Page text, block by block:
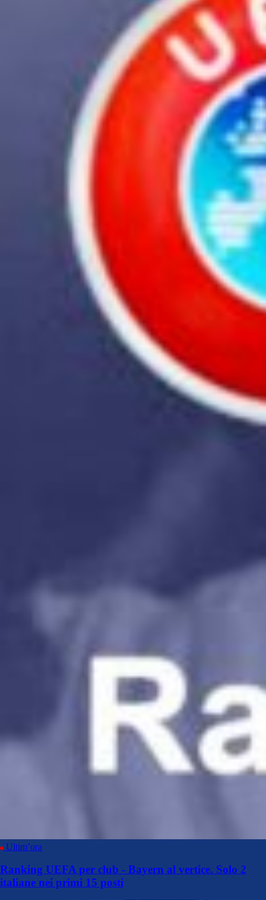
Ultim’ora
Ranking UEFA per club - Bayern al vertice. Solo 2
italiane nei primi 15 posti